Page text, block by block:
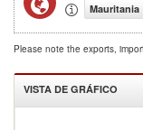
Mauritania
Please note the exports,
VISTA DE GRÁFICO